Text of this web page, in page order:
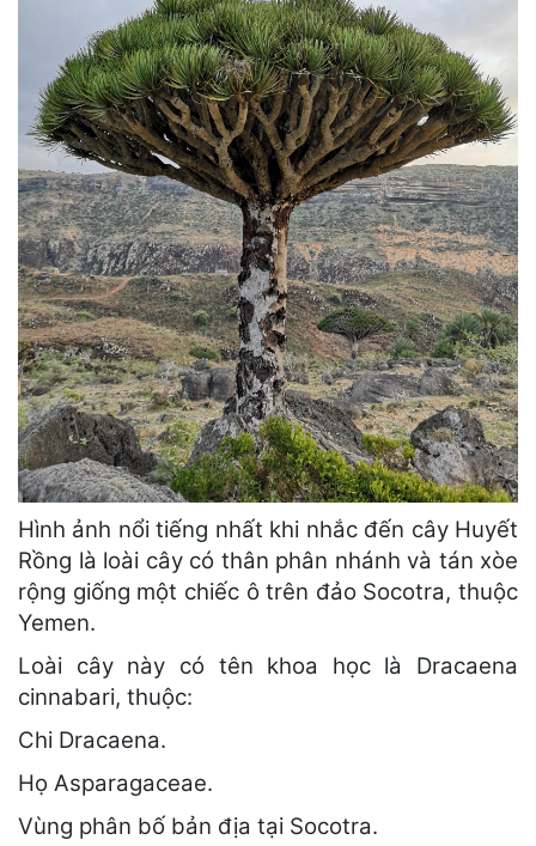
Hình ảnh nổi tiếng nhất khi nhắc đến cây Huyết
Rồng là loài cây có thân phân nhánh và tán xòe
rộng giống một chiếc ô trên đảo Socotra, thuộc
Yemen.
Loài cây này có tên khoa học là Dracaena
cinnabari, thuộc:
Chi Dracaena.
Họ Asparagaceae.
Vùng phân bố bản địa tại Socotra.